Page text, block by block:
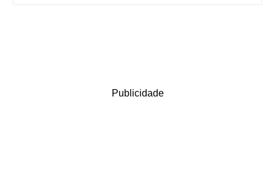
Publicidade